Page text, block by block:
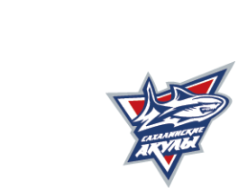
Шанхайские Драконы
Сахалинские
Акулы